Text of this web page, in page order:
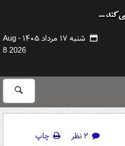
شنبه ۱۷ مرداد ۱۴۰۵ -
Aug
8 2026
۲ نظر
چاپ